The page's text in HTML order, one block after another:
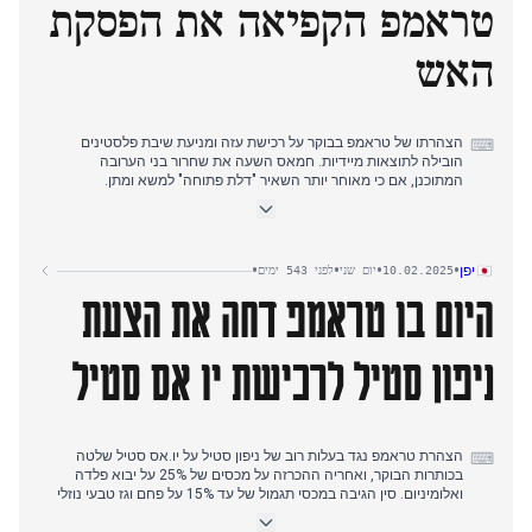
למשרדי הגיוס, בעוד הכיסוי עבר להצהרות לברוב על בחינה מחדש של
התחייבויות רוסיה לארגונים בינלאומיים. דיווח הטלגרף על השעיית תכנית
טראמפ הקפיאה את הפסקת
האש
⌨ הצהרתו של טראמפ בבוקר על רכישת עזה ומניעת שיבת פלסטינים
הובילה לתוצאות מיידיות. חמאס השעה את שחרור בני הערובה
המתוכנן, אם כי מאוחר יותר השאיר "דלת פתוחה" למשא ומתן.
תובעי פרוג'ה פתחו בחקירה על דליפת מידע מסווג של DIS, המשך
סנטנשה, שהתאפיינה בהיעדרות בולטת של שותפים קואליציוניים. בעוד
מלוני שמרה על התיישרות עם עמדותיו הבינלאומיות של טראמפ, עלה
יום הזיכרון לקורבנות הפויבה הפך לזירה נוספת של מתח מוסדי, כאשר
דיווחי ונדליזם ונרטיבים מתחרים בין מקורות ימין ושמאל שלטו בסיקור.
יפן•
10.02.2025
•יום שני•לפני 543 ימים •
היום בו טראמפ דחה את הצעת
ניפון סטיל לרכישת יו אס סטיל
⌨ הצהרת טראמפ נגד בעלות רוב של ניפון סטיל על יו.אס סטיל שלטה
בכותרות הבוקר, ואחריה ההכרזה על מכסים של 25% על יבוא פלדה
ואלומיניום. סין הגיבה במכסי תגמול של עד 15% על פחם וגז טבעי נוזלי